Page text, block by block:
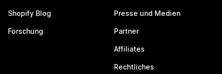
Shopify Blog
Forschung
Presse und Medien
Partner
Affiliates
Rechtliches